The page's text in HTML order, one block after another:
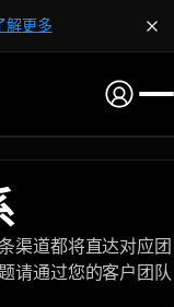
解更多
渠道都将直达对应团
请通过您的客户团队